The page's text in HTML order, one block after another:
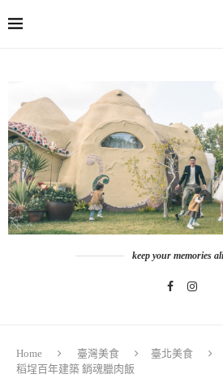
keep your memories
Home 臺灣美食 臺北美食
稻埕百年建築 銷魂臘肉飯